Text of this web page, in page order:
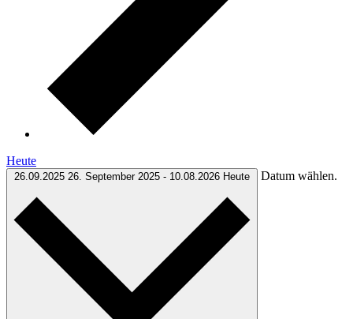
Heute
26.09.2025 26. September 2025 - 10.08.2026 Heute Datum wählen.